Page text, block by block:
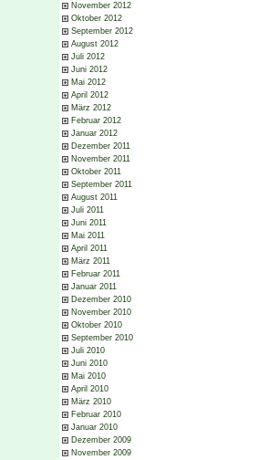
November 2012
Oktober 2012
September 2012
August 2012
Juli 2012
Juni 2012
Mai 2012
April 2012
März 2012
Februar 2012
Januar 2012
Dezember 2011
November 2011
Oktober 2011
September 2011
August 2011
Juli 2011
Juni 2011
Mai 2011
April 2011
März 2011
Februar 2011
Januar 2011
Dezember 2010
November 2010
Oktober 2010
September 2010
Juli 2010
Juni 2010
Mai 2010
April 2010
März 2010
Februar 2010
Januar 2010
Dezember 2009
November 2009